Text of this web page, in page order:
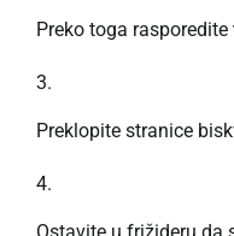
Preko toga rasporedite
Preklopite stranice
Ostavite u frižideru da